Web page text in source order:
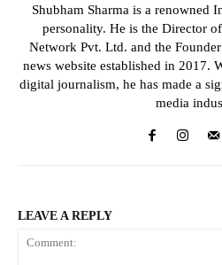
Shubham Sharma is a renowned
personality. He is the Director
Network Pvt. Ltd. and the
news website established in 2017.
digital journalism, he has made a
media
LEAVE A REPLY